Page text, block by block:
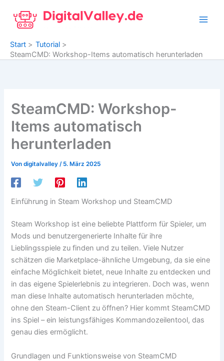
Inhalt
springen
Start
Tutorial
SteamCMD: Workshop-Items automatisch herunterladen
SteamCMD: Workshop-
Items automatisch
herunterladen
Vondigitalvalley/ 5. März 2025
Einführung in Steam Workshop und SteamCMD
Steam Workshop ist eine beliebte Plattform für Spieler, um
Mods und benutzergenerierte Inhalte für ihre
Lieblingsspiele zu finden und zu teilen. Viele Nutzer
schätzen die Marketplace-ähnliche Umgebung, da sie eine
einfache Möglichkeit bietet, neue Inhalte zu entdecken und
in das eigene Spielerlebnis zu integrieren. Doch was, wenn
man diese Inhalte automatisch herunterladen möchte,
ohne den Steam-Client zu öffnen? Hier kommt SteamCMD
ins Spiel – ein leistungsfähiges Kommandozeilentool, das
genau dies ermöglicht.
Grundlagen und Funktionsweise von SteamCMD